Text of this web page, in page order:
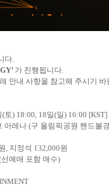
다.
가 진행됩니다.
안내 사항을 참고해 주시기 바
(토) 18:00, 18일(일) 16:00 [KST]
아레나(구 올림픽공원 핸드볼
, 지정석 132,000원
선예매 포함 매수)